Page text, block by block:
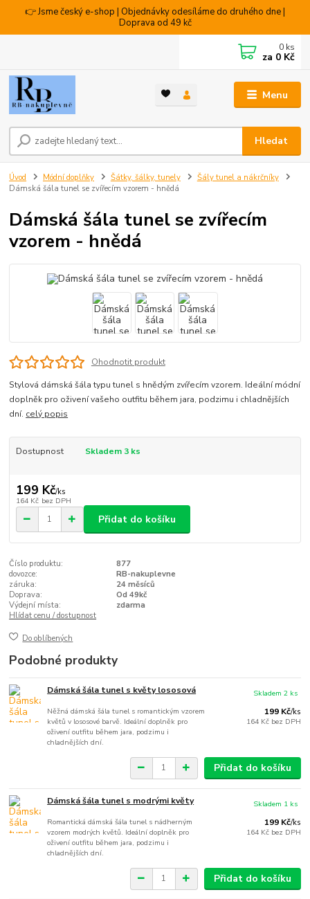
👉 Jsme český e-shop | Objednávky odesíláme do druhého dne |
Doprava od 49 kč
Menu
Hledat
0 ks
za 0 Kč
Úvod Módní doplňky Šátky, šálky, tunely
Šály tunel a nákrčníky
Dámská šála tunel se zvířecím vzorem - hnědá
Dámská šála tunel se zvířecím
vzorem - hnědá
Ohodnotit produkt
Stylová dámská šála typu tunel s hnědým zvířecím vzorem. Ideální módní
doplněk pro oživení vašeho outfitu během jara, podzimu i chladnějších
dní. celý popis
Dostupnost Skladem 3 ks
199 Kč/ks
164 Kč bez DPH
Přidat do košíku
Číslo produktu:
877
dovozce:
RB-nakuplevne
záruka:
24 měsíců
Doprava:
Od 49kč
Výdejní místa:
zdarma
Hlídat cenu / dostupnost
Do oblíbených
Podobné produkty
Dámská šála tunel s květy lososová
Něžná dámská šála tunel s romantickým vzorem
květů v lososové barvě. Ideální doplněk pro
oživení outfitu během jara, podzimu i
chladnějších dní.
199 Kč/ks
164 Kč bez DPH
Skladem 2 ks
Přidat do košíku
Dámská šála tunel s modrými květy
Romantická dámská šála tunel s nádherným
vzorem modrých květů. Ideální doplněk pro
oživení outfitu během jara, podzimu i
chladnějších dní.
199 Kč/ks
164 Kč bez DPH
Skladem 1 ks
Přidat do košíku